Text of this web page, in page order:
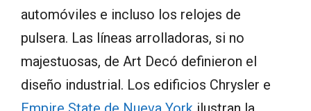
automóviles e incluso los relojes de
pulsera. Las líneas arrolladoras, si no
majestuosas, de Art Decó definieron el
diseño industrial. Los edificios Chrysler e